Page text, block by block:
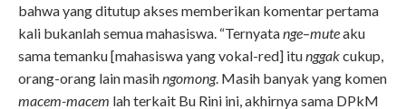
bahwa yang ditutup akses memberikan komentar pertama
kali bukanlah semua mahasiswa. “Ternyatange–muteaku
sama temanku [mahasiswa yang vokal-red] itunggakcukup,
orang-orang lain masihngomong. Masih banyak yang komen
macem-macem lah terkait Bu Rini ini, akhirnya sama DPkM